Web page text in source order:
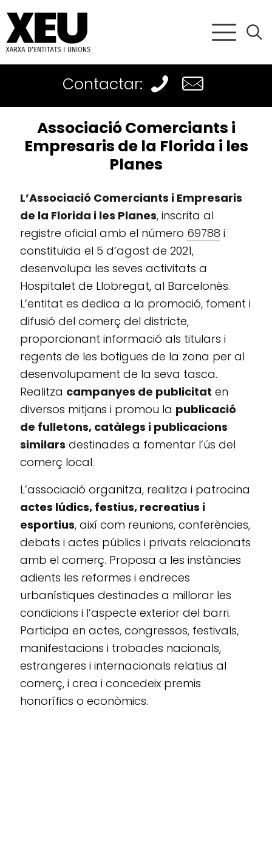
Contactar:
Associació Comerciants i
Empresaris de la Florida i les
Planes
L’Associació Comerciants i Empresaris
de la Florida i les Planes, inscrita al
registre oficial amb el número 69788 i
constituïda el 5 d’agost de 2021,
desenvolupa les seves activitats a
Hospitalet de Llobregat, al Barcelonès.
L’entitat es dedica a la promoció, foment i
difusió del comerç del districte,
proporcionant informació als titulars i
regents de les botigues de la zona per al
desenvolupament de la seva tasca.
Realitza campanyes de publicitat en
diversos mitjans i promou la publicació
de fulletons, catàlegs i publicacions
similars destinades a fomentar l’ús del
comerç local.
L’associació organitza, realitza i patrocina
actes lúdics, festius, recreatius i
esportius, així com reunions, conferències,
debats i actes públics i privats relacionats
amb el comerç. Proposa a les instàncies
adients les reformes i endreces
urbanístiques destinades a millorar les
condicions i l’aspecte exterior del barri.
Participa en actes, congressos, festivals,
manifestacions i trobades nacionals,
estrangeres i internacionals relatius al
comerç, i crea i concedeix premis
honorífics o econòmics.